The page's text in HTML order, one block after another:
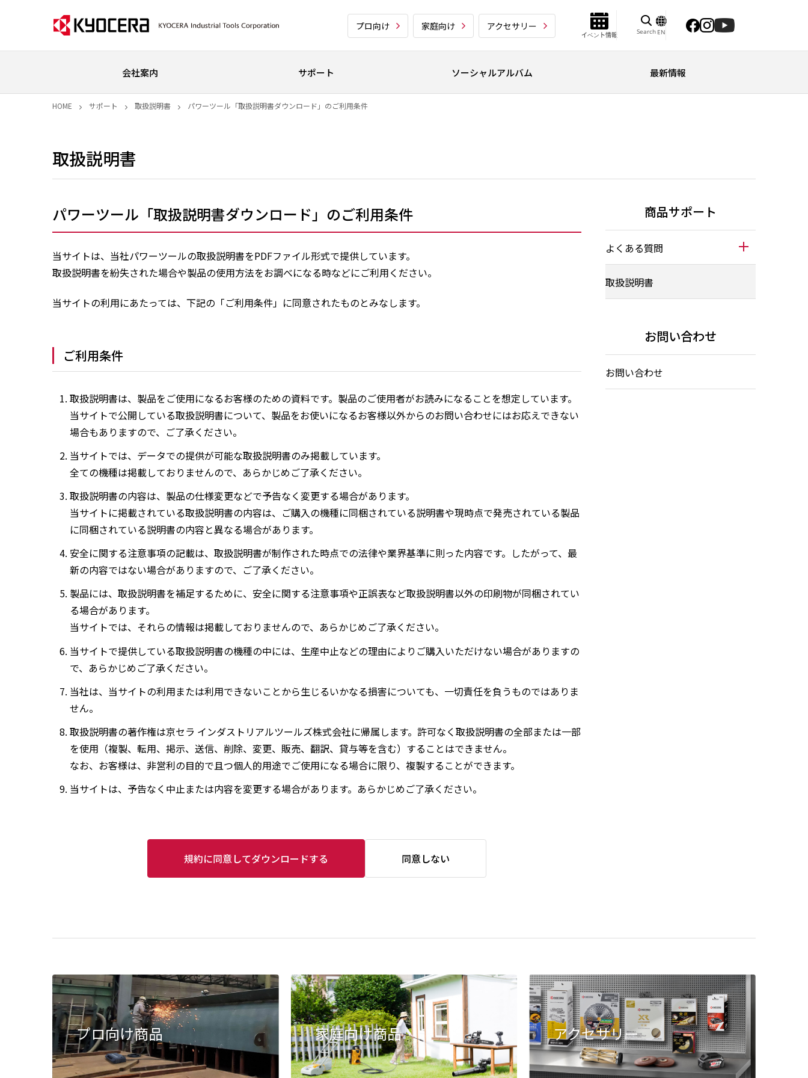
プロ向け 家庭向け アクセサリー
イベント情報 Search EN
会社案内 サポート ソーシャルアルバム 最新情報
HOME サポート 取扱説明書 パワーツール「取扱説明書ダウンロード」のご利用条件
取扱説明書
パワーツール「取扱説明書ダウンロード」のご利用条件
当サイトは、当社パワーツールの取扱説明書をPDFファイル形式で提供しています。
取扱説明書を紛失された場合や製品の使用方法をお調べになる時などにご利用ください。
当サイトの利用にあたっては、下記の「ご利用条件」に同意されたものとみなします。
ご利用条件
取扱説明書は、製品をご使用になるお客様のための資料です。製品のご使用者がお読みになることを想定しています。
当サイトで公開している取扱説明書について、製品をお使いになるお客様以外からのお問い合わせにはお応えできない
場合もありますので、ご了承ください。
当サイトでは、データでの提供が可能な取扱説明書のみ掲載しています。
全ての機種は掲載しておりませんので、あらかじめご了承ください。
取扱説明書の内容は、製品の仕様変更などで予告なく変更する場合があります。
当サイトに掲載されている取扱説明書の内容は、ご購入の機種に同梱されている説明書や現時点で発売されている製品
に同梱されている説明書の内容と異なる場合があります。
安全に関する注意事項の記載は、取扱説明書が制作された時点での法律や業界基準に則った内容です。したがって、最
新の内容ではない場合がありますので、ご了承ください。
製品には、取扱説明書を補足するために、安全に関する注意事項や正誤表など取扱説明書以外の印刷物が同梱されてい
る場合があります。
当サイトでは、それらの情報は掲載しておりませんので、あらかじめご了承ください。
当サイトで提供している取扱説明書の機種の中には、生産中止などの理由によりご購入いただけない場合がありますの
で、あらかじめご了承ください。
当社は、当サイトの利用または利用できないことから生じるいかなる損害についても、一切責任を負うものではありま
せん。
取扱説明書の著作権は京セラ インダストリアルツールズ株式会社に帰属します。許可なく取扱説明書の全部または一部
を使用（複製、転用、掲示、送信、削除、変更、販売、翻訳、貸与等を含む）することはできません。
なお、お客様は、非営利の目的で且つ個人的用途でご使用になる場合に限り、複製することができます。
当サイトは、予告なく中止または内容を変更する場合があります。あらかじめご了承ください。
規約に同意してダウンロードする 同意しない
商品サポート
よくある質問
取扱説明書
お問い合わせ
お問い合わせ
プロ向け商品 家庭向け商品 アクセサリー